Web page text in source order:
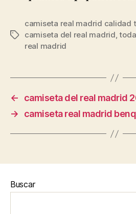
Etiquetas
camiseta real madrid calidad
camiseta del real madrid,
real madrid
←
camiseta del real madrid
→
camiseta real madrid benq
Buscar